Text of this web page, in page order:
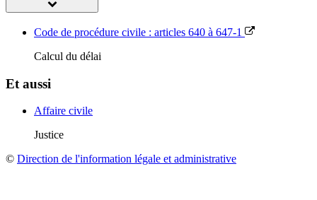
Code de procédure civile : articles 640 à 647-1
Calcul du délai
Et aussi
Affaire civile
Justice
© Direction de l'information légale et administrative